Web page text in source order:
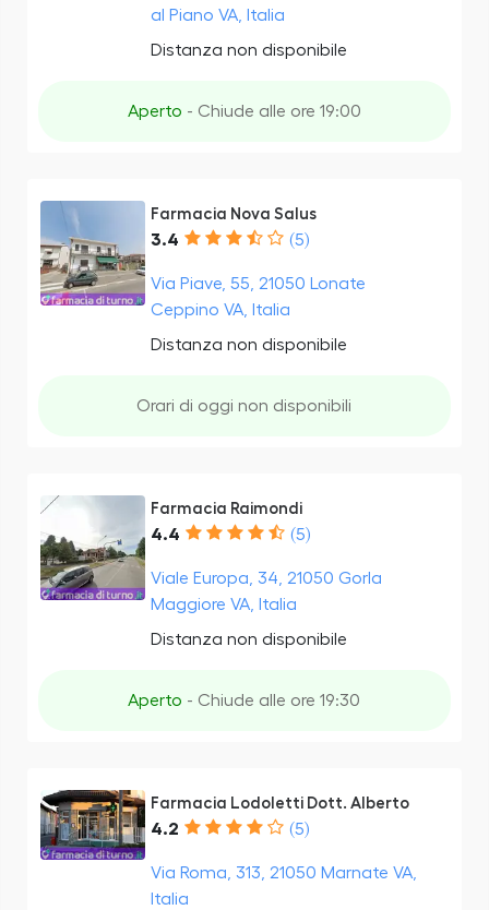
al Piano VA, Italia
Distanza non disponibile
Aperto - Chiude alle ore 19:00
Farmacia Nova Salus
3.4 (5)
Via Piave, 55, 21050 Lonate
Ceppino VA, Italia
Distanza non disponibile
Orari di oggi non disponibili
Farmacia Raimondi
4.4 (5)
Viale Europa, 34, 21050 Gorla
Maggiore VA, Italia
Distanza non disponibile
Aperto - Chiude alle ore 19:30
Farmacia Lodoletti Dott. Alberto
4.2 (5)
Via Roma, 313, 21050 Marnate VA,
Italia